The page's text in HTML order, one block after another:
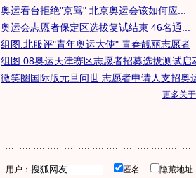
奥运看台拒绝"京骂" 北京奥运会该如何应...
奥运会志愿者保定区选拔复试结束 46名通...
组图:北服评"青年奥运大使" 青春靓丽志愿者
组图:08奥运天津赛区志愿者招募选拔测试启
微笑圈国际版元旦问世 志愿者申请人支招奥
更多关于
用户： 匿名 隐藏地